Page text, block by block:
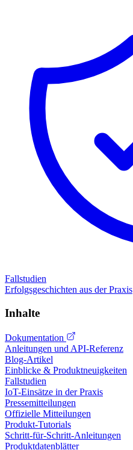
Fallstudien
Erfolgsgeschichten aus der Praxis
Inhalte
Dokumentation
Anleitungen und API-Referenz
Blog-Artikel
Einblicke & Produktneuigkeiten
Fallstudien
IoT-Einsätze in der Praxis
Pressemitteilungen
Offizielle Mitteilungen
Produkt-Tutorials
Schritt-für-Schritt-Anleitungen
Produktdatenblätter